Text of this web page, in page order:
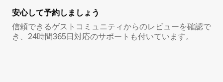
安心して予約しましょう
信頼できるゲストコミュニティからのレビューを確認で
き、24時間365日対応のサポートも付いています。